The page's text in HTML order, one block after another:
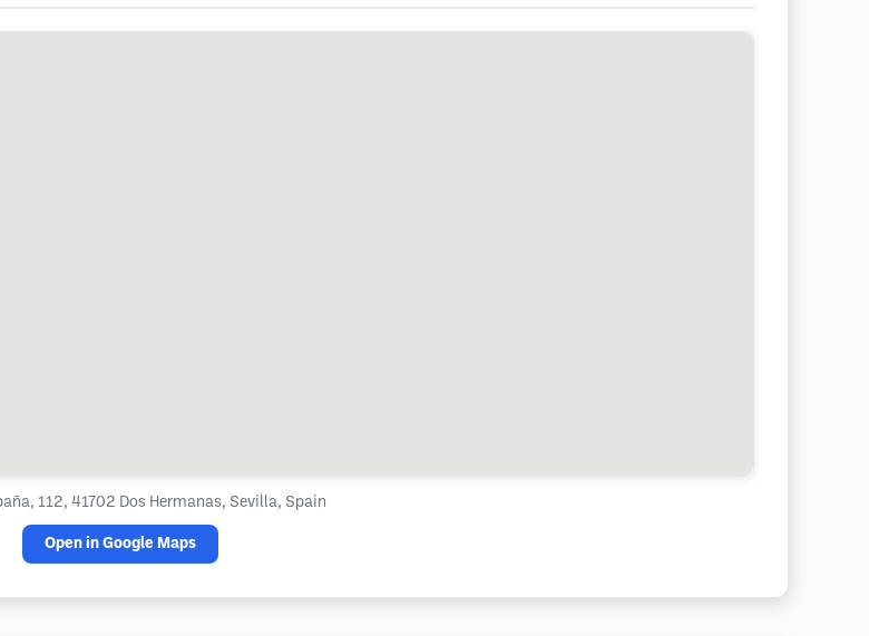
112, 41702 Dos Hermanas, Sevilla, Spain
Open in Google Maps